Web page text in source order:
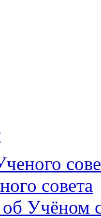
совета
Учёном